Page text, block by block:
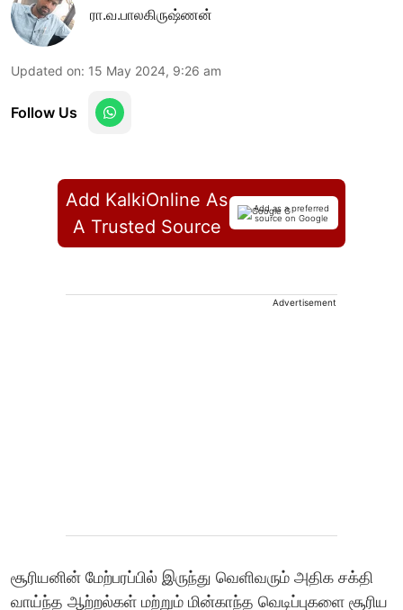
ரா.வ.பாலகிருஷ்ணன்
Updated on: 15 May 2024, 9:26 am
Follow Us
Add KalkiOnline As
A Trusted Source
Add as a preferred
source on Google
Advertisement
சூரியனின் மேற்பரப்பில் இருந்து வெளிவரும் அதிக சக்தி
வாய்ந்த ஆற்றல்கள் மற்றும் மின்காந்த வெடிப்புகளை சூரிய